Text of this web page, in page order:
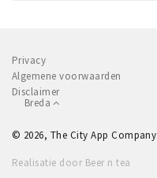
Privacy
Algemene voorwaarden
Disclaimer
Breda
© 2026, The City App Company
Realisatie door Beer n tea